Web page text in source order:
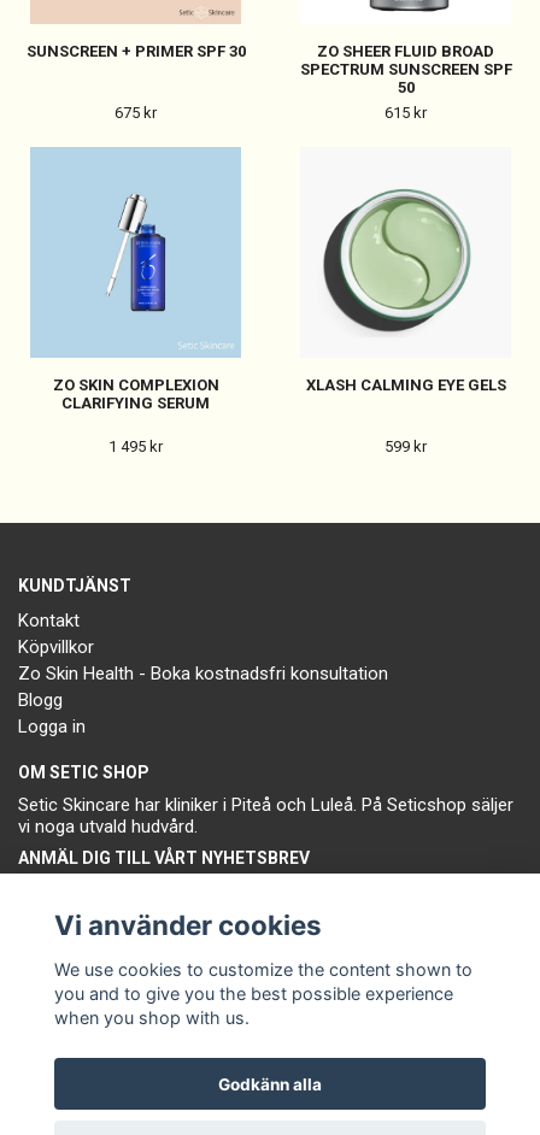
SUNSCREEN + PRIMER SPF 30
675 kr
ZO SHEER FLUID BROAD
SPECTRUM SUNSCREEN SPF
50
615 kr
ZO SKIN COMPLEXION
CLARIFYING SERUM
1 495 kr
XLASH CALMING EYE GELS
599 kr
KUNDTJÄNST
Kontakt
Köpvillkor
Zo Skin Health - Boka kostnadsfri konsultation
Blogg
Logga in
OM SETIC SHOP
Setic Skincare har kliniker i Piteå och Luleå. På Seticshop säljer
vi noga utvald hudvård.
ANMÄL DIG TILL VÅRT NYHETSBREV
Vi använder cookies
We use cookies to customize the content shown to
you and to give you the best possible experience
when you shop with us.
Godkänn alla